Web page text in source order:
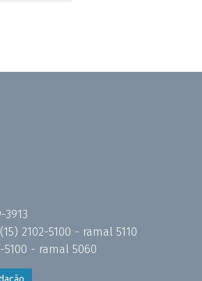
3913
(15) 2102-5100 - ramal 5110
5100 - ramal 5060